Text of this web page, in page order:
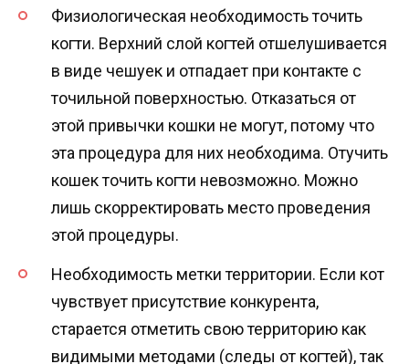
Физиологическая необходимость точить
когти. Верхний слой когтей отшелушивается
в виде чешуек и отпадает при контакте с
точильной поверхностью. Отказаться от
этой привычки кошки не могут, потому что
эта процедура для них необходима. Отучить
кошек точить когти невозможно. Можно
лишь скорректировать место проведения
этой процедуры.
Необходимость метки территории. Если кот
чувствует присутствие конкурента,
старается отметить свою территорию как
видимыми методами (следы от когтей), так